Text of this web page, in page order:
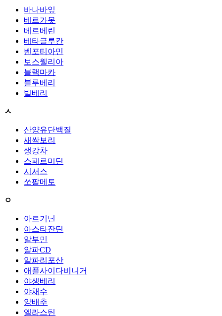
바나바잎
베르가못
베르베린
베타글루칸
벤포티아민
보스웰리아
블랙마카
블루베리
빌베리
ㅅ
산양유단백질
새싹보리
생강차
스페르미딘
시서스
쏘팔메토
ㅇ
아르기닌
아스타잔틴
알부민
알파CD
알파리포산
애플사이다비니거
야생베리
야채수
양배추
엘라스틴